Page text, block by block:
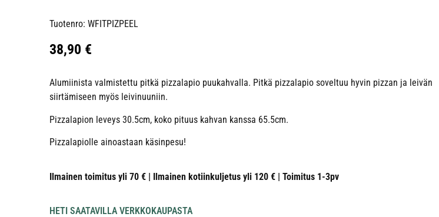
Tuotenro: WFITPIZPEEL
38,90 €
Alumiinista valmistettu pitkä pizzalapio puukahvalla. Pitkä pizzalapio soveltuu hyvin pizzan ja leivän
siirtämiseen myös leivinuuniin.
Pizzalapion leveys 30.5cm, koko pituus kahvan kanssa 65.5cm.
Pizzalapiolle ainoastaan käsinpesu!
Ilmainen toimitus yli 70 € | Ilmainen kotiinkuljetus yli 120 € | Toimitus 1-3pv
HETI SAATAVILLA VERKKOKAUPASTA